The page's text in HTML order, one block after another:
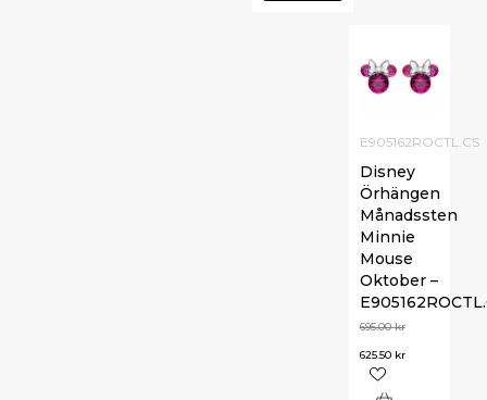
E905162ROCTL.CS
Disney
Örhängen
Månadssten
Minnie
Mouse
Oktober –
695.00kr
625.50 kr